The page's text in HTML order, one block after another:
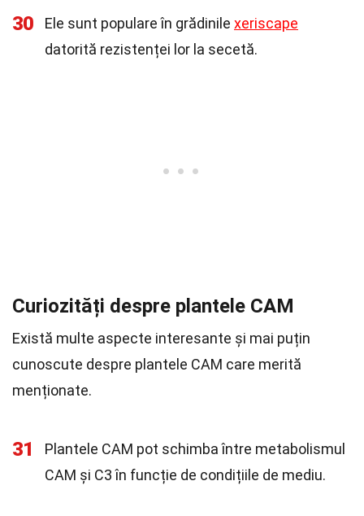
30 Ele sunt populare în grădinile xeriscape
datorită rezistenței lor la secetă.
Curiozități despre plantele CAM
Există multe aspecte interesante și mai puțin
cunoscute despre plantele CAM care merită
menționate.
31
Plantele CAM pot schimba între metabolismul
CAM și C3 în funcție de condițiile de mediu.